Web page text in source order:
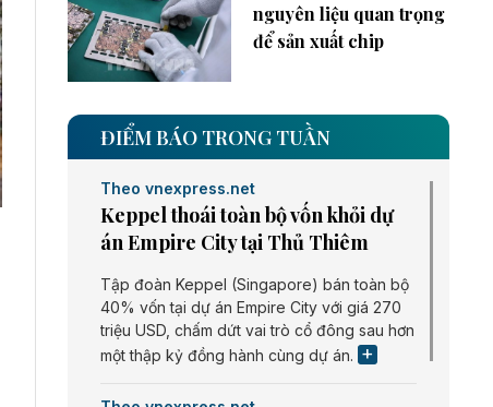
nguyên liệu quan trọng
để sản xuất chip
ĐIỂM BÁO TRONG TUẦN
Theo vnexpress.net
Keppel thoái toàn bộ vốn khỏi dự
án Empire City tại Thủ Thiêm
Tập đoàn Keppel (Singapore) bán toàn bộ
40% vốn tại dự án Empire City với giá 270
triệu USD, chấm dứt vai trò cổ đông sau hơn
một thập kỷ đồng hành cùng dự án.